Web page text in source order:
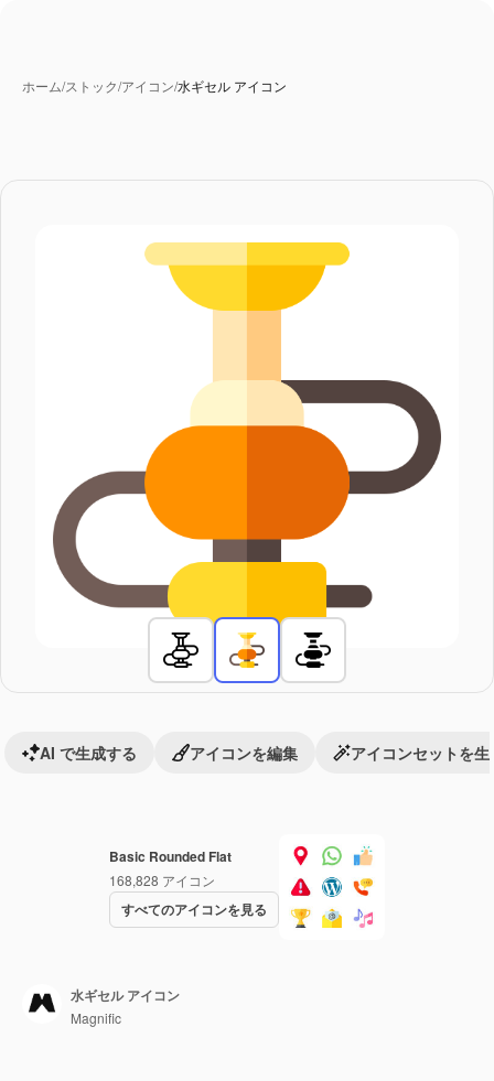
ホーム/ストック/アイコン/水ギセル アイコン
Basic Rounded Flat
168,828 アイコン
すべてのアイコンを見る
AI で生成する アイコンを編集 アイコンセットを生
水ギセル アイコン
Magnific